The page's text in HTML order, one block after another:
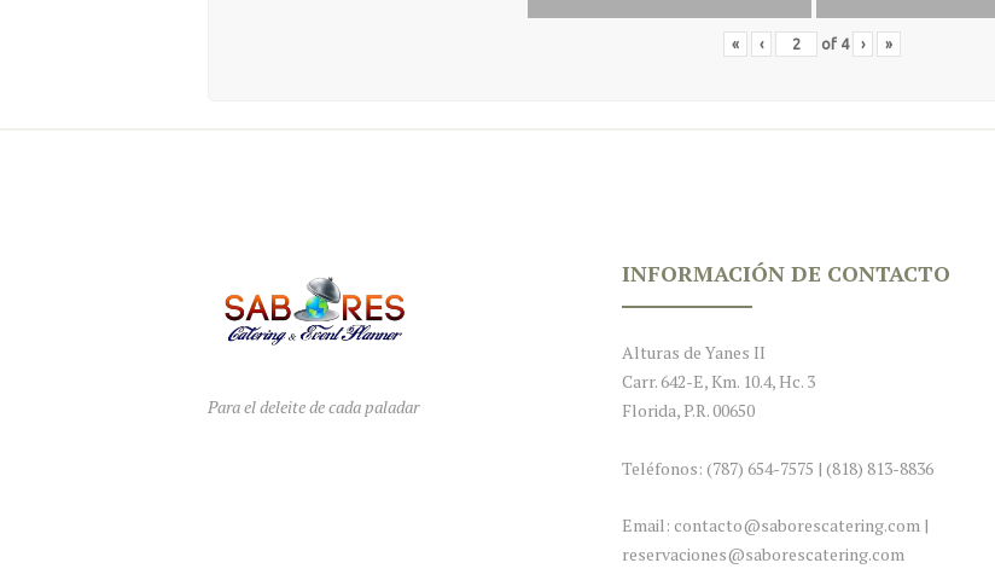
« ‹ of 4 › »
Para el deleite de cada paladar
INFORMACIÓN DE CONTACTO
Alturas de Yanes II
Carr. 642-E, Km. 10.4, Hc. 3
Florida, P.R. 00650
Teléfonos: (787) 654-7575 | (818) 813-8836
Email: contacto@saborescatering.com |
reservaciones@saborescatering.com